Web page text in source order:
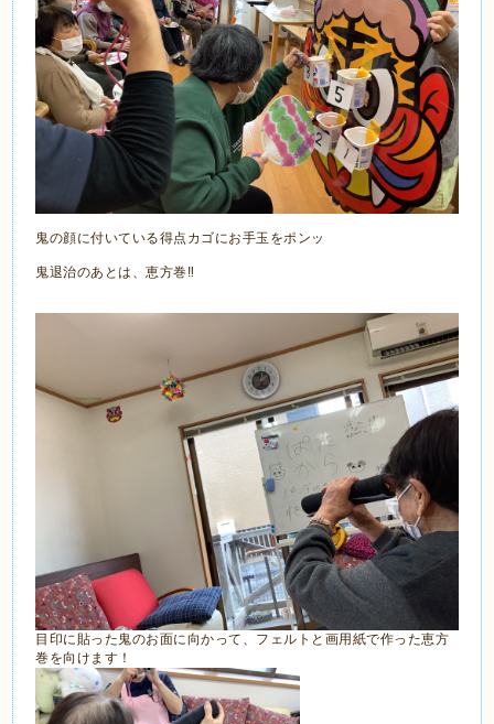
鬼の顔に付いている得点カゴにお手玉をポンッ
鬼退治のあとは、恵方巻‼️
目印に貼った鬼のお面に向かって、フェルトと画用紙で作った恵方
巻を向けます！